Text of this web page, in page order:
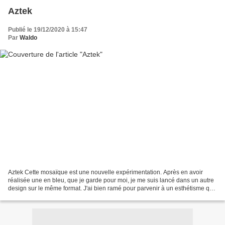
Aztek
Publié le 19/12/2020 à 15:47
Par Waldo
Aztek Cette mosaïque est une nouvelle expérimentation. Après en avoir
réalisée une en bleu, que je garde pour moi, je me suis lancé dans un autre
design sur le même format. J'ai bien ramé pour parvenir à un esthétisme qui